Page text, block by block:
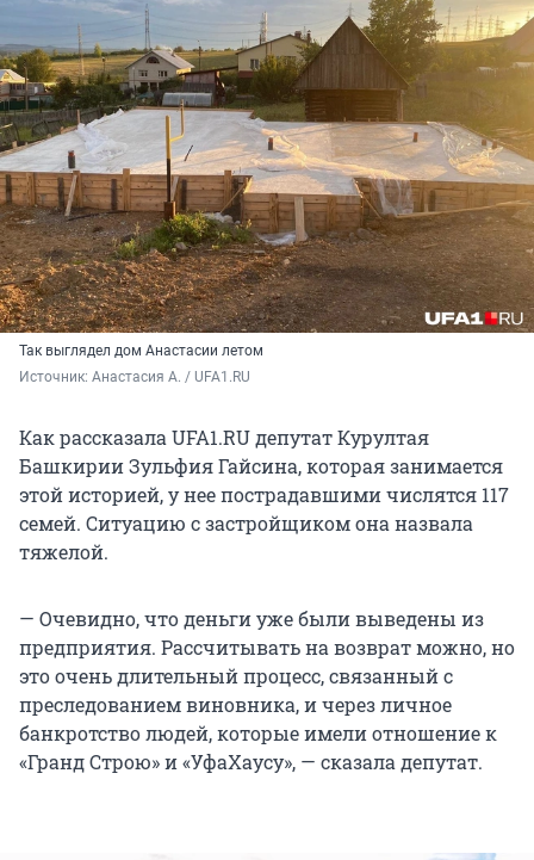
Так выглядел дом Анастасии летом
Источник: Анастасия А. / UFA1.RU
Как рассказала UFA1.RU депутат Курултая
Башкирии Зульфия Гайсина, которая занимается
этой историей, у нее пострадавшими числятся 117
семей. Ситуацию с застройщиком она назвала
тяжелой.
— Очевидно, что деньги уже были выведены из
предприятия. Рассчитывать на возврат можно, но
это очень длительный процесс, связанный с
преследованием виновника, и через личное
банкротство людей, которые имели отношение к
«Гранд Строю» и «УфаХаусу», — сказала депутат.